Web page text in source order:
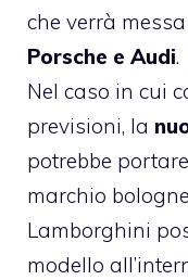
che verrà
Porsche e Audi.
Nel caso in cui
previsioni, la
potrebbe
marchio
Lamborghini
modello